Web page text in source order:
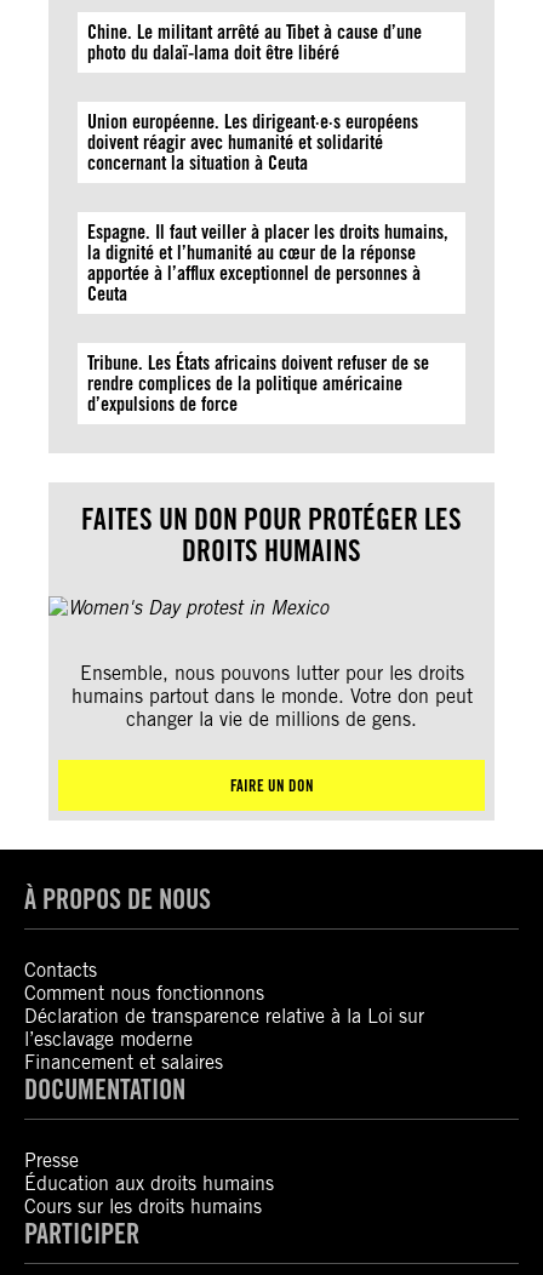
Chine. Le militant arrêté au Tibet à cause d’une
photo du dalaï-lama doit être libéré
Union européenne. Les dirigeant·e·s européens
doivent réagir avec humanité et solidarité
concernant la situation à Ceuta
Espagne. Il faut veiller à placer les droits humains,
la dignité et l’humanité au cœur de la réponse
apportée à l’afflux exceptionnel de personnes à
Ceuta
Tribune. Les États africains doivent refuser de se
rendre complices de la politique américaine
d’expulsions de force
FAITES UN DON POUR PROTÉGER LES
DROITS HUMAINS
Ensemble, nous pouvons lutter pour les droits
humains partout dans le monde. Votre don peut
changer la vie de millions de gens.
FAIRE UN DON
À PROPOS DE NOUS
Contacts
Comment nous fonctionnons
Déclaration de transparence relative à la Loi sur
l’esclavage moderne
Financement et salaires
DOCUMENTATION
Presse
Éducation aux droits humains
Cours sur les droits humains
PARTICIPER